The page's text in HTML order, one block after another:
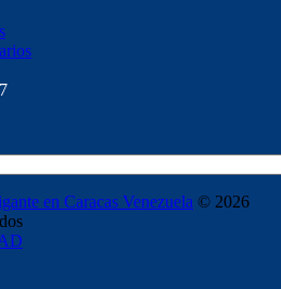
en Caracas Venezuela © 2026